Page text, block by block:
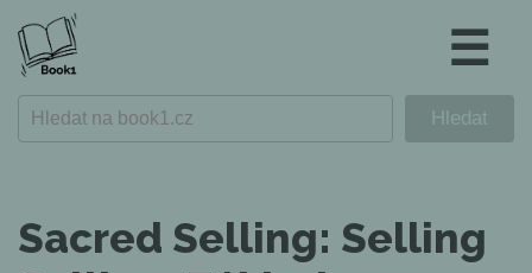
☰
Sacred Selling: Selling